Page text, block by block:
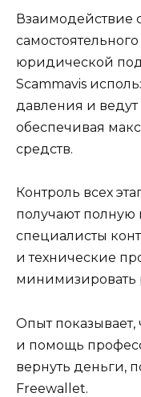
Взаимодействие
юридической
Scammavis
давления и
обеспечивая
средств.
Контроль всех
получают
специалисты
и технические
минимизировать
Опыт показывает,
и помощь
вернуть деньги,
Freewallet.